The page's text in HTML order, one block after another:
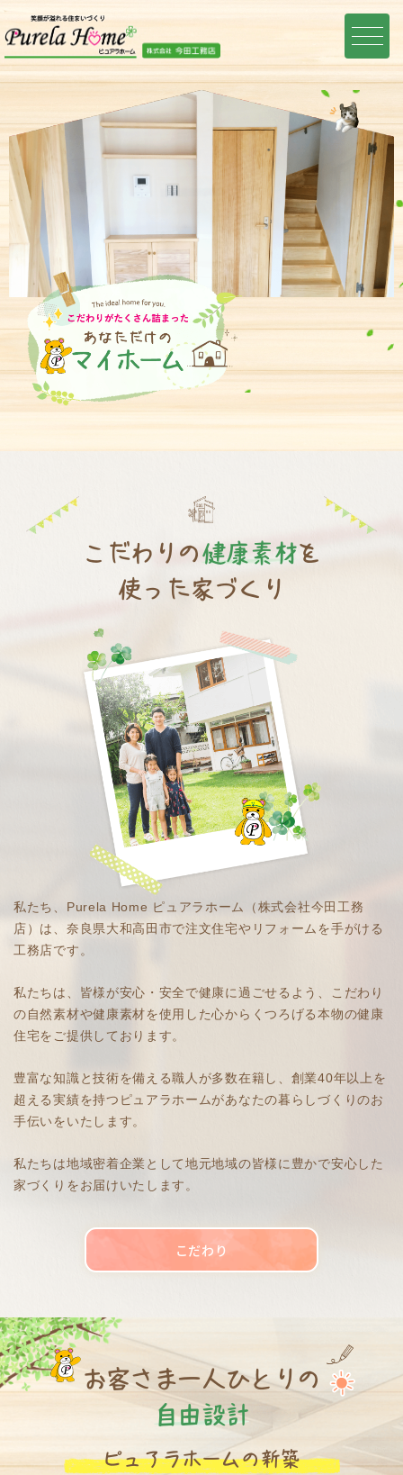
こだわりの健康素材を
使った家づくり
私たち、Purela Home ピュアラホーム（株式会社今田工務
店）は、奈良県大和高田市で注文住宅やリフォームを手がける
工務店です。
私たちは、皆様が安心・安全で健康に過ごせるよう、こだわり
の自然素材や健康素材を使用した心からくつろげる本物の健康
住宅をご提供しております。
豊富な知識と技術を備える職人が多数在籍し、創業40年以上を
超える実績を持つピュアラホームがあなたの暮らしづくりのお
手伝いをいたします。
私たちは地域密着企業として地元地域の皆様に豊かで安心した
家づくりをお届けいたします。
こだわり
お客さま一人ひとりの
自由設計
ピュアラホームの新築